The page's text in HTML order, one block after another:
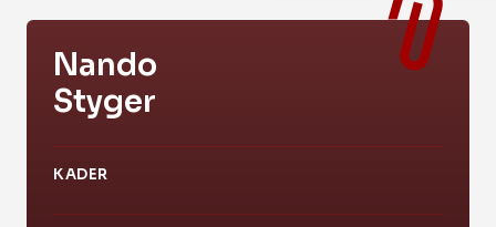
Nando
Styger
KADER